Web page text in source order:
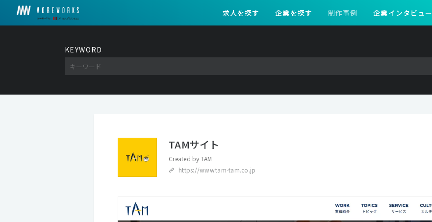
求人を探す 企業を探す 制作事例 企業インタビュー
KEYWORD
TAMサイト
Created by TAM
https://www.tam-tam.co.jp